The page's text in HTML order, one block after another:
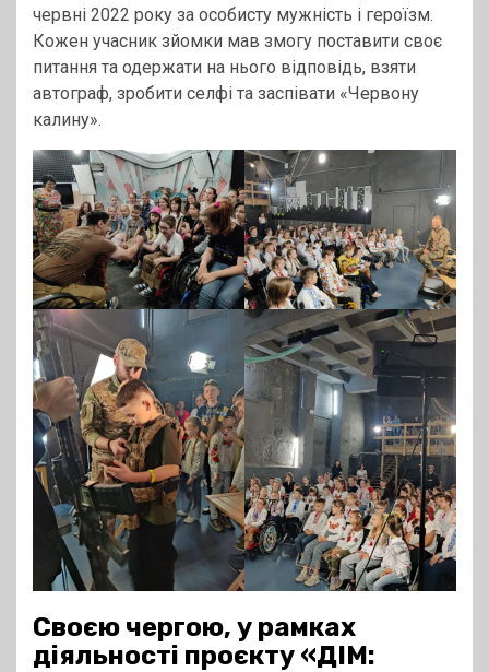
червні 2022 року за особисту мужність і героїзм.
Кожен учасник зйомки мав змогу поставити своє
питання та одержати на нього відповідь, взяти
автограф, зробити селфі та заспівати «Червону
калину».
Своєю чергою, у рамках
діяльності проєкту «ДІМ: